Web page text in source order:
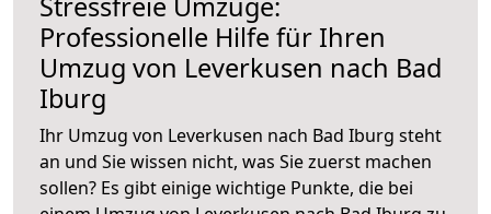
Professionelle Hilfe für Ihren
Umzug von Leverkusen nach Bad
Iburg
Ihr Umzug von Leverkusen nach Bad Iburg steht
an und Sie wissen nicht, was Sie zuerst machen
sollen? Es gibt einige wichtige Punkte, die bei